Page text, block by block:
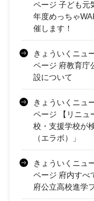
ページ 子ども元
年度めっちゃ
催します！
きょういくニュ
ページ 府教育庁
設について
きょういくニュ
ページ 【リニュ
校・支援学校が
（エラボ）」
きょういくニュ
ページ 府内すべ
府公立高校進学